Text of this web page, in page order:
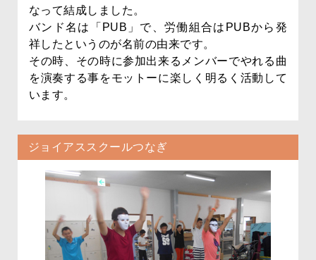
なって結成しました。
バンド名は「PUB」で、労働組合はPUBから発
祥したというのが名前の由来です。
その時、その時に参加出来るメンバーでやれる曲
を演奏する事をモットーに楽しく明るく活動して
います。
ジョイアススクールつなぎ